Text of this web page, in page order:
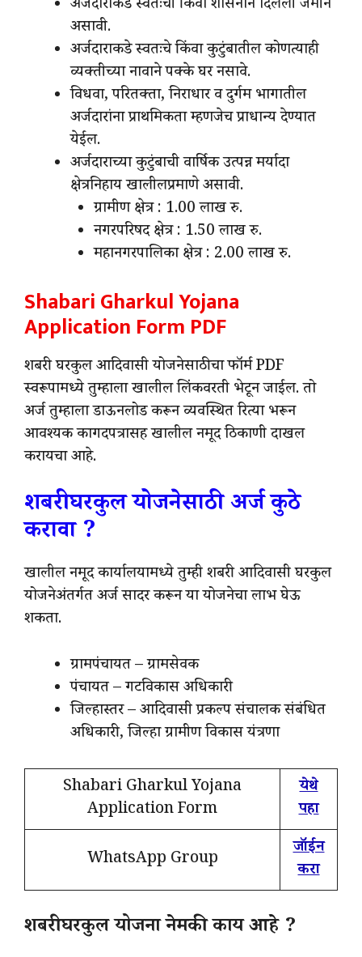
अर्जदाराकडे स्वतःची किंवा शासनाने दिलेली जमीन
असावी.
अर्जदाराकडे स्वतःचे किंवा कुटुंबातील कोणत्याही
व्यक्तीच्या नावाने पक्के घर नसावे.
विधवा, परितक्ता, निराधार व दुर्गम भागातील
अर्जदारांना प्राथमिकता म्हणजेच प्राधान्य देण्यात
येईल.
अर्जदाराच्या कुटुंबाची वार्षिक उत्पन्न मर्यादा
क्षेत्रनिहाय खालीलप्रमाणे असावी.
ग्रामीण क्षेत्र : 1.00 लाख रु.
नगरपरिषद क्षेत्र : 1.50 लाख रु.
महानगरपालिका क्षेत्र : 2.00 लाख रु.
Shabari Gharkul Yojana
Application Form PDF
शबरी घरकुल आदिवासी योजनेसाठीचा फॉर्म PDF
स्वरूपामध्ये तुम्हाला खालील लिंकवरती भेटून जाईल. तो
अर्ज तुम्हाला डाऊनलोड करून व्यवस्थित रित्या भरून
आवश्यक कागदपत्रासह खालील नमूद ठिकाणी दाखल
करायचा आहे.
शबरी घरकुल योजनेसाठी अर्ज कुठे
करावा ?
खालील नमूद कार्यालयामध्ये तुम्ही शबरी आदिवासी घरकुल
योजनेअंतर्गत अर्ज सादर करून या योजनेचा लाभ घेऊ
शकता.
ग्रामपंचायत – ग्रामसेवक
पंचायत – गटविकास अधिकारी
जिल्हास्तर – आदिवासी प्रकल्प संचालक संबंधित
अधिकारी, जिल्हा ग्रामीण विकास यंत्रणा
Shabari Gharkul Yojana
Application Form
येथे
पहा
WhatsApp Group
जॉईन
करा
शबरी घरकुल योजना नेमकी काय आहे ?